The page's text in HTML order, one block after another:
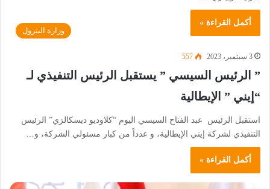
أكمل القراءة »
وزارة البترول
3 سبتمبر، 2023 557
” الرئيس السيسي ” يستقبل الرئيس التنفيذي لـ
“إيني ” الإيطالية
استقبل الرئيس عبد الفتاح السيسي اليوم “كلاوديو ديسكالزي” الرئيس
التنفيذي لشركة إيني الإيطالية، و عدداً من كبار مسئولي الشركة، و…
أكمل القراءة »